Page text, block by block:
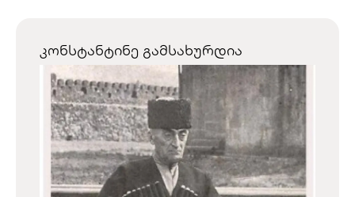
კონსტანტინე გამსახურდია